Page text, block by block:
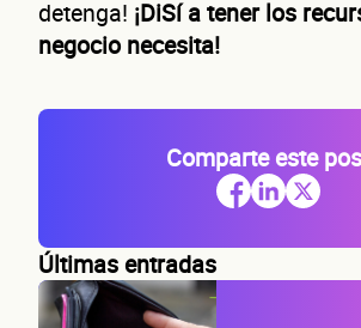
detenga! ¡DiSí a tener los
negocio necesita!
Comparte este
Últimas entradas